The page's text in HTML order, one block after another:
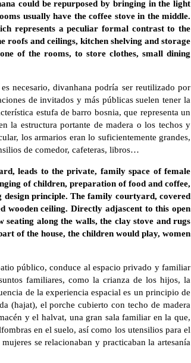
could be repurposed by bringing in the light
usually have the coffee stove in the middle.
represents a peculiar formal contrast to the
and ceilings, kitchen shelving and storage
of the rooms, to store clothes, small dining
necesario, divanhana podría ser reutilizado por
de invitados y más públicas suelen tener la
estufa de barro bosnia, que representa un
la estructura portante de madera o los techos y
los armarios eran lo suficientemente grandes,
de comedor, cafeteras, libros…
leads to the private, family space of female
of children, preparation of food and coffee,
design principle. The family courtyard, covered
wooden ceiling. Directly adjascent to this open
along the walls, the clay stove and rugs
of the house, the children would play, women
público, conduce al espacio privado y familiar
familiares, como la crianza de los hijos, la
de la experiencia espacial es un principio de
(hajat), el porche cubierto con techo de madera
y el halvat, una gran sala familiar en la que,
en el suelo, así como los utensilios para el
se relacionaban y practicaban la artesanía